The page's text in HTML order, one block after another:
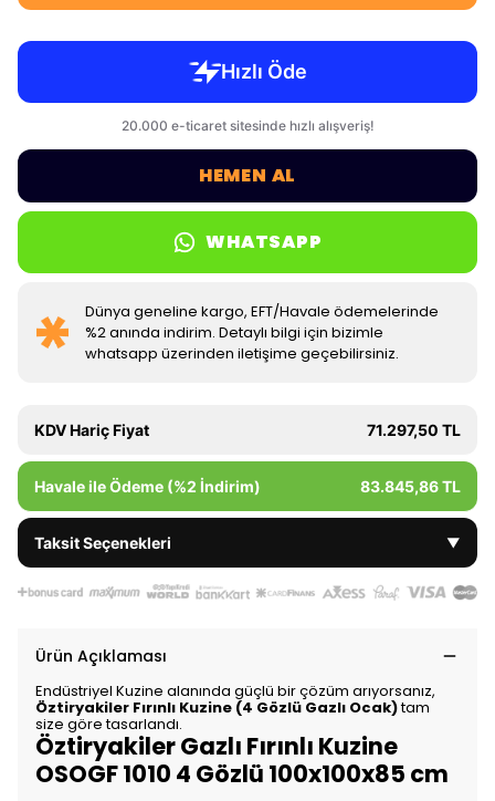
HEMEN AL
WHATSAPP
Dünya geneline kargo, EFT/Havale ödemelerinde
%2 anında indirim. Detaylı bilgi için bizimle
whatsapp üzerinden iletişime geçebilirsiniz.
KDV Hariç Fiyat 71.297,50 TL
Havale ile Ödeme (%2 İndirim) 83.845,86 TL
Taksit Seçenekleri ▼
Ürün Açıklaması
Endüstriyel Kuzine alanında güçlü bir çözüm arıyorsanız,
Öztiryakiler Fırınlı Kuzine (4 Gözlü Gazlı Ocak)tam
size göre tasarlandı.
Öztiryakiler Gazlı Fırınlı Kuzine
OSOGF 1010 4 Gözlü 100x100x85 cm